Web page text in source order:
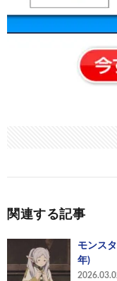
関連する記事
モンス
年)